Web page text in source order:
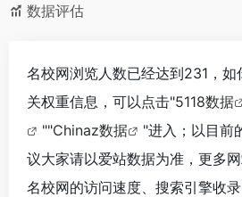
数据评估
名校网浏览人数已经达到231，如
关权重信息，可以点击"5118数据
""Chinaz数据
"进入；以目前
议大家请以爱站数据为准，更多
名校网的访问速度、搜索引擎收